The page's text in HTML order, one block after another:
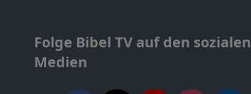
Folge Bibel TV auf den sozialen
Medien